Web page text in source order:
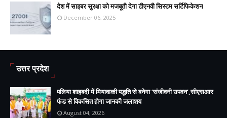
देश में साइबर सुरक्षा को मजबूती देगा टीएनवी सिस्टम सर्टिफिकेशन
December 06, 2025
उत्तर प्रदेश
पलिया शाहबदी में मियावाकी पद्धति से बनेगा ‘संजीवनी उपवन’,सीएसआर
फंड से विकसित होगा जानकी जलाशय
August 04, 2026